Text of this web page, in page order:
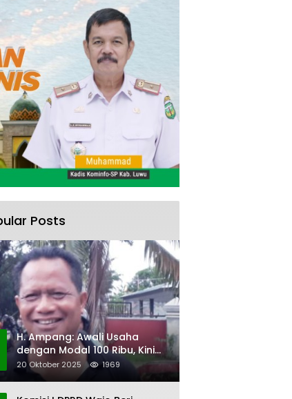
Posts
H. Ampang: Awali Usaha
dengan Modal 100 Ribu, Kini
Jadi Jutawan
20 Oktober 2025 1969